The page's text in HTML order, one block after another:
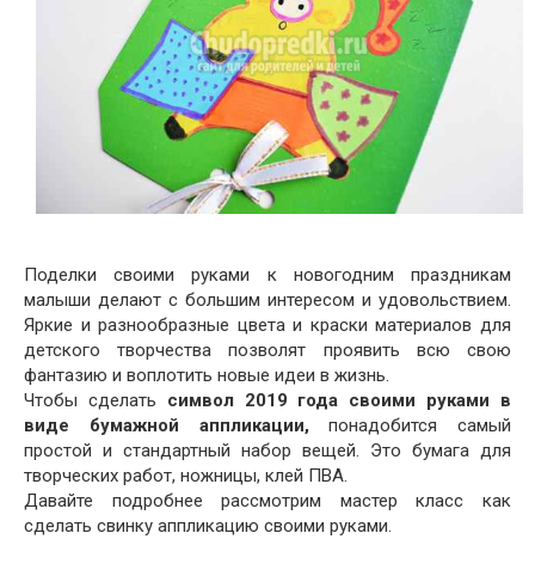
Поделки своими руками к новогодним праздникам
малыши делают с большим интересом и удовольствием.
Яркие и разнообразные цвета и краски материалов для
детского творчества позволят проявить всю свою
фантазию и воплотить новые идеи в жизнь.
Чтобы сделать символ 2019 года своими руками в
виде бумажной аппликации, понадобится самый
простой и стандартный набор вещей. Это бумага для
творческих работ, ножницы, клей ПВА.
Давайте подробнее рассмотрим мастер класс как
сделать свинку аппликацию своими руками.